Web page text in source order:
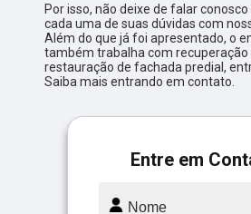
Por isso, não deixe de falar
cada uma de suas dúvidas com
Além do que já foi apresentado, o
também trabalha com recuperação
restauração de fachada predial,
Saiba mais entrando em contato.
Entre em